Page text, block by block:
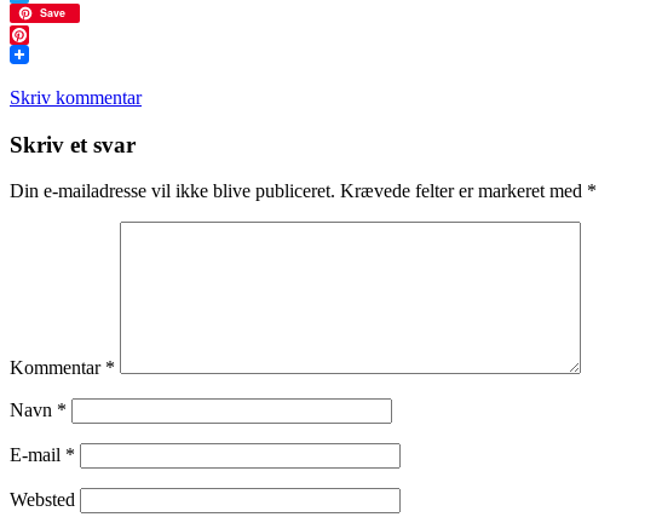
Twitter
Save
Pinterest
Skriv kommentar
Læserinteraktioner
Skriv et svar
Din e-mailadresse vil ikke blive publiceret. Krævede felter er markeret med *
Kommentar *
Navn *
E-mail *
Websted